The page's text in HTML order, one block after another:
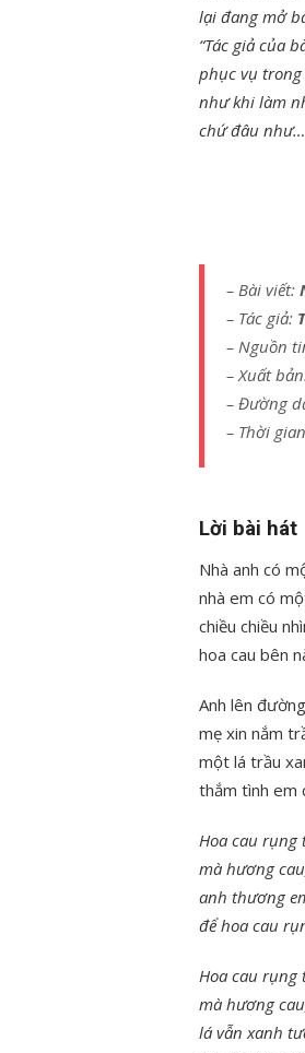
lại đang mở
“Tác giả của
phục vụ
như khi làm
chứ đâu như…
– Bài viết:
– Tác giả:
– Nguồn
– Xuất
– Đường
– Thời
Lời bài hát
Nhà anh có
nhà em có
chiều chiều
hoa cau bên
Anh lên đường
mẹ xin nắm
một lá trầu
thắm tình em
Hoa cau rụng
mà hương
anh thương
để hoa cau
Hoa cau rụng
mà hương
lá vẫn xanh